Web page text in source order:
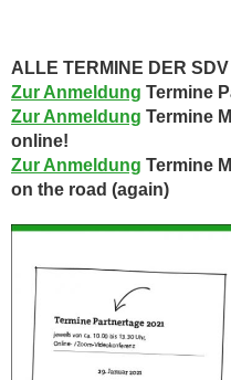
ALLE TERMINE DER
Zur Anmeldung Termine
Zur Anmeldung Termine
online!
Zur Anmeldung Termine
on the road (again)